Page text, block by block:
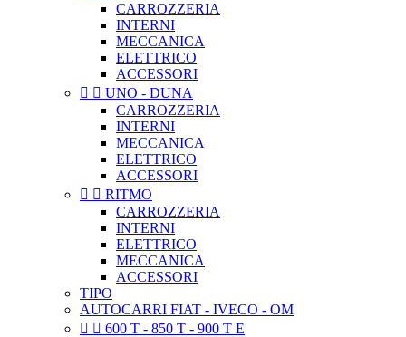
CARROZZERIA
INTERNI
MECCANICA
ELETTRICO
ACCESSORI
  UNO - DUNA
CARROZZERIA
INTERNI
MECCANICA
ELETTRICO
ACCESSORI
  RITMO
CARROZZERIA
INTERNI
ELETTRICO
MECCANICA
ACCESSORI
TIPO
AUTOCARRI FIAT - IVECO - OM
  600 T - 850 T - 900 T E